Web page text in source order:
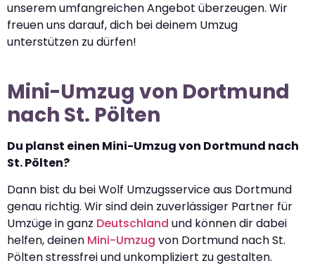
unserem umfangreichen Angebot überzeugen. Wir
freuen uns darauf, dich bei deinem Umzug
unterstützen zu dürfen!
Mini-Umzug von Dortmund
nach St. Pölten
Du planst einen Mini-Umzug von Dortmund nach
St. Pölten?
Dann bist du bei Wolf Umzugsservice aus Dortmund
genau richtig. Wir sind dein zuverlässiger Partner für
Umzüge in ganz Deutschland und können dir dabei
helfen, deinen Mini-Umzug von Dortmund nach St.
Pölten stressfrei und unkompliziert zu gestalten.